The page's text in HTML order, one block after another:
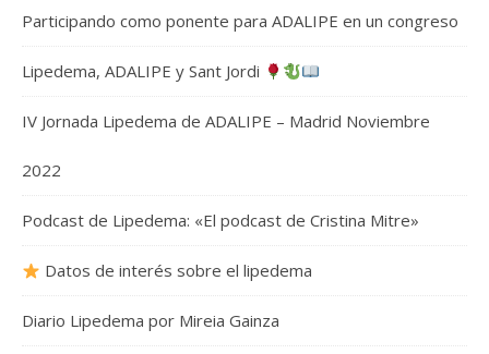
Participando como ponente para ADALIPE en un congreso
Lipedema, ADALIPE y Sant Jordi
IV Jornada Lipedema de ADALIPE – Madrid Noviembre
2022
Podcast de Lipedema: «El podcast de Cristina Mitre»
Datos de interés sobre el lipedema
Diario Lipedema por Mireia Gainza